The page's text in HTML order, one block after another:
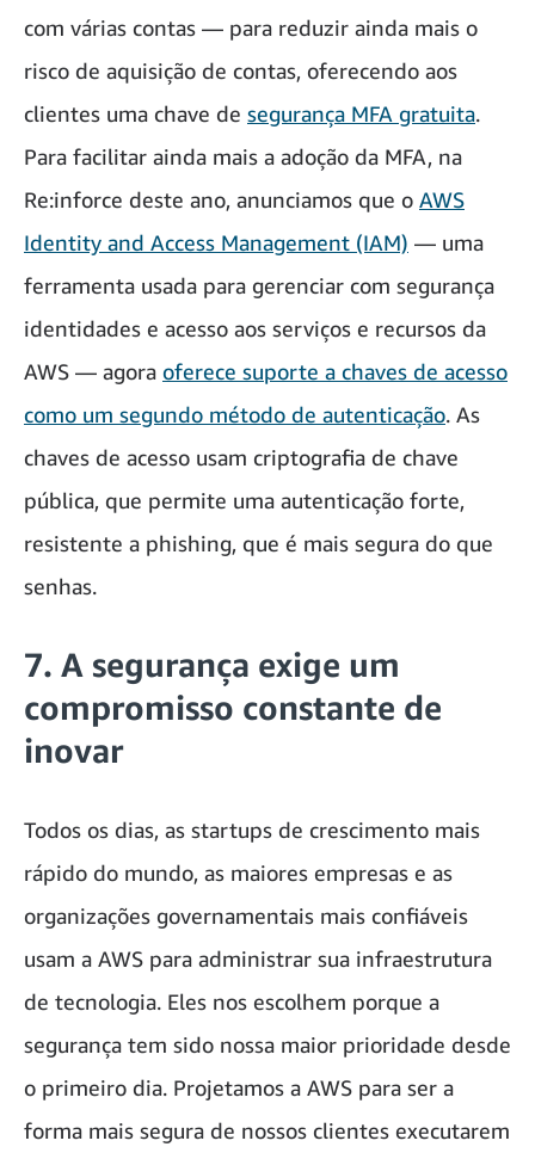
com várias contas — para reduzir ainda mais o
risco de aquisição de contas, oferecendo aos
clientes uma chave de segurança MFA gratuita.
Para facilitar ainda mais a adoção da MFA, na
Re:inforce deste ano, anunciamos que o AWS
Identity and Access Management (IAM) — uma
ferramenta usada para gerenciar com segurança
identidades e acesso aos serviços e recursos da
AWS — agora oferece suporte a chaves de acesso
como um segundo método de autenticação. As
chaves de acesso usam criptografia de chave
pública, que permite uma autenticação forte,
resistente a phishing, que é mais segura do que
senhas.
7. A segurança exige um
compromisso constante de
inovar
Todos os dias, as startups de crescimento mais
rápido do mundo, as maiores empresas e as
organizações governamentais mais confiáveis
usam a AWS para administrar sua infraestrutura
de tecnologia. Eles nos escolhem porque a
segurança tem sido nossa maior prioridade desde
o primeiro dia. Projetamos a AWS para ser a
forma mais segura de nossos clientes executarem